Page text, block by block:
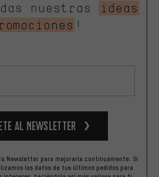
nuestras
ideas
!
al newsletter
Newsletter para mejorarla continuamente. Si
los datos de tus últimos pedidos para